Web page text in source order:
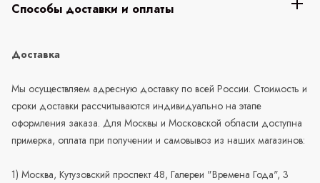
Способы доставки и оплаты
Доставка
Мы осуществляем адресную доставку по всей России. Стоимость и
сроки доставки рассчитываются индивидуально на этапе
оформления заказа. Для Москвы и Московской области доступна
примерка, оплата при получении и самовывоз из наших магазинов:
1) Москва, Кутузовский проспект 48, Галереи "Времена Года", 3